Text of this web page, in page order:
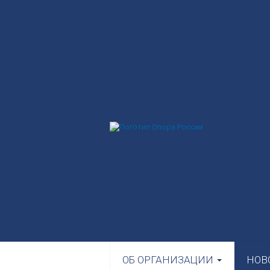
ОБ ОРГАНИЗАЦИИ